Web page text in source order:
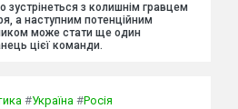
зустрінеться з колишнім гравцем
а наступним потенційним
може стати ще один
цієї команди.
#Україна #Росія